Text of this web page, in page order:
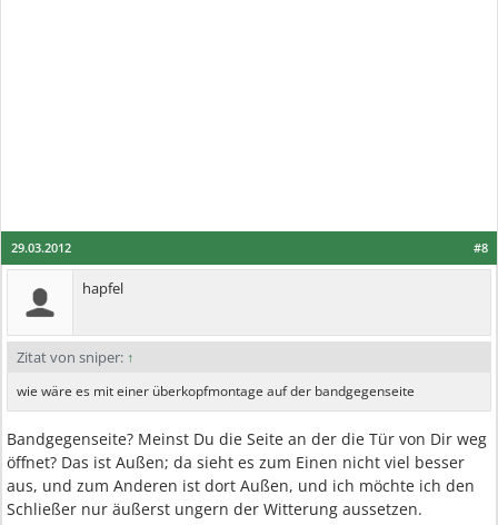
#8
29.03.2012
hapfel
Zitat von sniper: ↑
wie wäre es mit einer überkopfmontage auf der bandgegenseite
Bandgegenseite? Meinst Du die Seite an der die Tür von Dir weg
öffnet? Das ist Außen; da sieht es zum Einen nicht viel besser
aus, und zum Anderen ist dort Außen, und ich möchte ich den
Schließer nur äußerst ungern der Witterung aussetzen.